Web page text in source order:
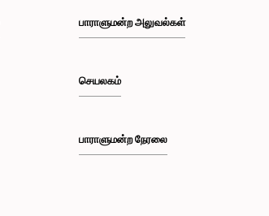
பாராளுமன்ற அலுவல்கள்
செயலகம்
பாராளுமன்ற நேரலை